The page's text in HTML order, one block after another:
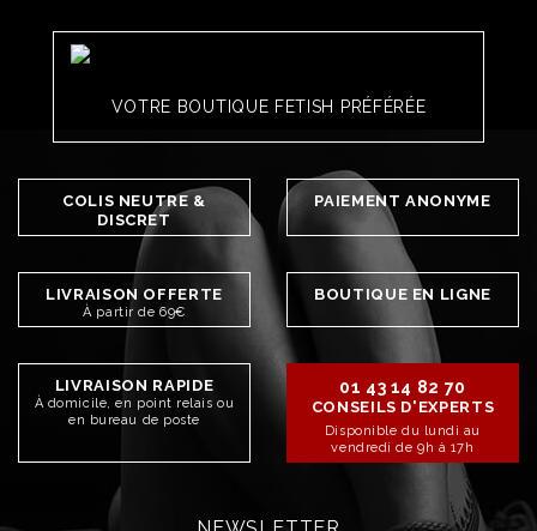
VOTRE BOUTIQUE FETISH PRÉFÉRÉE
COLIS NEUTRE &
DISCRET
PAIEMENT ANONYME
LIVRAISON OFFERTE
À partir de 69€
BOUTIQUE EN LIGNE
LIVRAISON RAPIDE
À domicile, en point relais ou
en bureau de poste
01 43 14 82 70
CONSEILS D'EXPERTS
Disponible du lundi au
vendredi de 9h à 17h